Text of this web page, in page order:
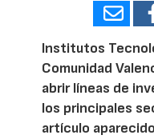
Institutos
Comunidad
abrir líneas de
los principales
artículo